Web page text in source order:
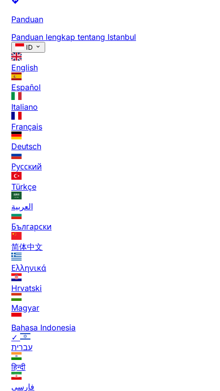
Panduan
Panduan lengkap tentang Istanbul
ID
English
Español
Italiano
Français
Deutsch
Русский
Türkçe
العربية
Български
简体中文
Ελληνικά
Hrvatski
Magyar
Bahasa Indonesia
✓
עברית
हिन्दी
فارسی